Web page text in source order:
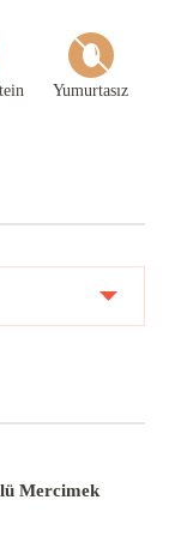
Yumurtasız
Mercimek